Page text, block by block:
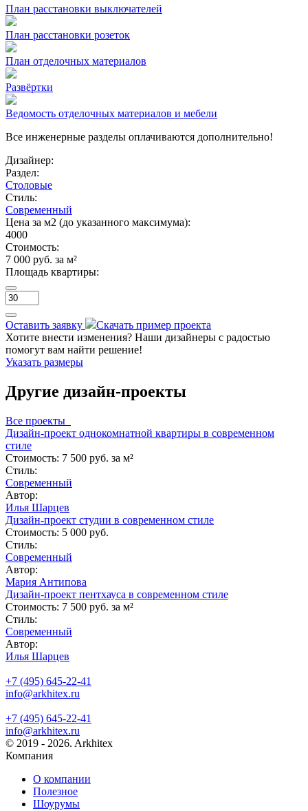
План расстановки выключателей
План расстановки розеток
План отделочных материалов
Развёртки
Ведомость отделочных материалов и мебели
Все инженерные разделы оплачиваются дополнительно!
Дизайнер:
Раздел:
Столовые
Стиль:
Современный
Цена за м2 (до указанного максимума):
4000
Стоимость:
7 000 руб. за м²
Площадь квартиры:
Оставить заявку
Скачать пример проекта
Хотите внести изменения? Наши дизайнеры с радостью
помогут вам найти решение!
Указать размеры
Другие дизайн-проекты
Все проекты
Дизайн-проект однокомнатной квартиры в современном
стиле
Стоимость: 7 500 руб. за м²
Стиль:
Современный
Автор:
Илья Шарцев
Дизайн-проект студии в современном стиле
Стоимость: 5 000 руб.
Стиль:
Современный
Автор:
Мария Антипова
Дизайн-проект пентхауса в современном стиле
Стоимость: 7 500 руб. за м²
Стиль:
Современный
Автор:
Илья Шарцев
+7 (495) 645-22-41
info@arkhitex.ru
+7 (495) 645-22-41
info@arkhitex.ru
© 2019 - 2026. Arkhitex
Компания
О компании
Полезное
Шоурумы